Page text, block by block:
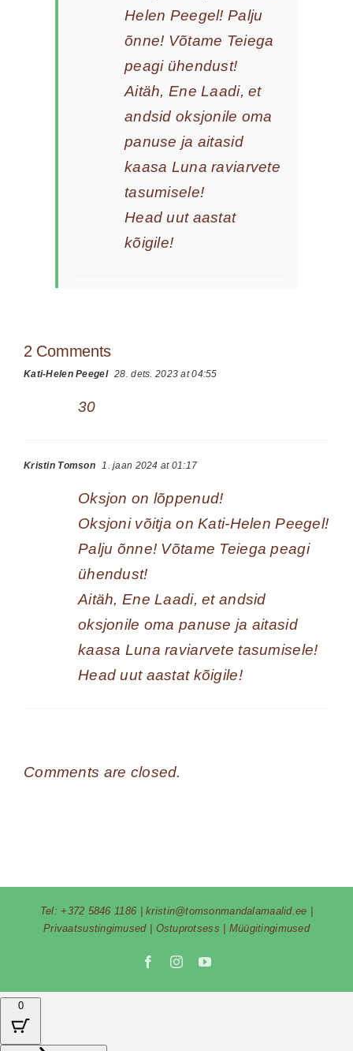
Helen Peegel! Palju
õnne! Võtame Teiega
peagi ühendust!
Aitäh, Ene Laadi, et
andsid oksjonile oma
panuse ja aitasid
kaasa Luna raviarvete
tasumisele!
Head uut aastat
kõigile!
2 Comments
Kati-Helen Peegel 28. dets. 2023 at 04:55
30
Kristin Tomson 1. jaan 2024 at 01:17
Oksjon on lõppenud!
Oksjoni võitja on Kati-Helen Peegel!
Palju õnne! Võtame Teiega peagi
ühendust!
Aitäh, Ene Laadi, et andsid
oksjonile oma panuse ja aitasid
kaasa Luna raviarvete tasumisele!
Head uut aastat kõigile!
Comments are closed.
Tel: +372 5846 1186 |kristin@tomsonmandalamaalid.ee
Privaatsustingimused| Ostuprotsess Müügitingimused
FacebookInstagramYouTube
0